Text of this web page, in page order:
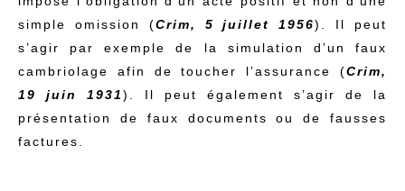
simple omission (Crim, 5 juillet 1956). Il peut
s’agir par exemple de la simulation d’un faux
cambriolage afin de toucher l’assurance (Crim,
19 juin 1931). Il peut également s’agir de la
présentation de faux documents ou de fausses
factures.